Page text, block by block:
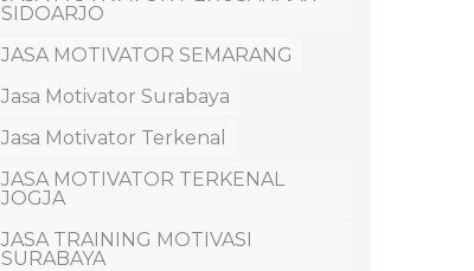
SIDOARJO
JASA MOTIVATOR SEMARANG
Jasa Motivator Surabaya
Jasa Motivator Terkenal
JASA MOTIVATOR TERKENAL
JOGJA
JASA TRAINING MOTIVASI
SURABAYA